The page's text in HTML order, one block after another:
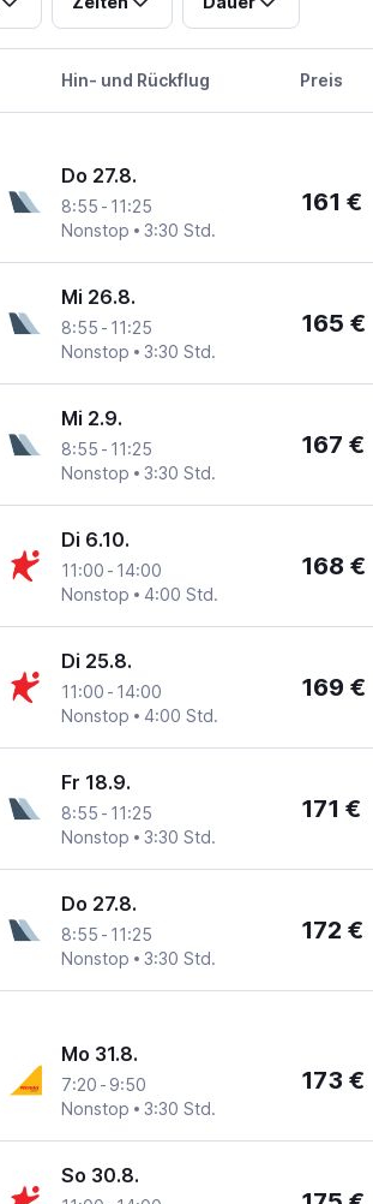
Hin- und Rückflug Preis
Do 27.8.
8:55 - 11:25
Nonstop
3:30 Std.
161 €
Mi 26.8.
8:55 - 11:25
Nonstop
3:30 Std.
165 €
Mi 2.9.
8:55 - 11:25
Nonstop
3:30 Std.
167 €
Di 6.10.
11:00 - 14:00
Nonstop
4:00 Std.
168 €
Di 25.8.
11:00 - 14:00
Nonstop
4:00 Std.
169 €
Fr 18.9.
8:55 - 11:25
Nonstop
3:30 Std.
171 €
Do 27.8.
8:55 - 11:25
Nonstop
3:30 Std.
172 €
Mo 31.8.
7:20 - 9:50
Nonstop
3:30 Std.
173 €
So 30.8.